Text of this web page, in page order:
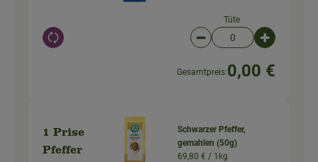
Auswahl ändern
Tüte
Artikelanzahl
Gesamtpreis:0,00 €
1 Prise
Pfeffer
Schwarzer Pfeffer,
gemahlen (50g)
69,80 € / 1kg